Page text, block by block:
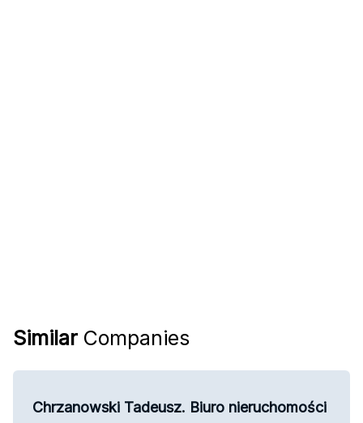
Similar Companies
Chrzanowski Tadeusz. Biuro nieruchomości